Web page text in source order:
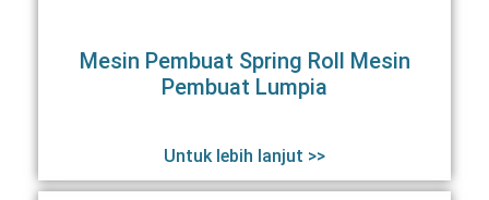
Mesin Pembuat Spring Roll Mesin
Pembuat Lumpia
Untuk lebih lanjut >>